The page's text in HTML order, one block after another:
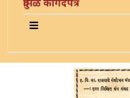
दुर्मिळ कागदपत्रे